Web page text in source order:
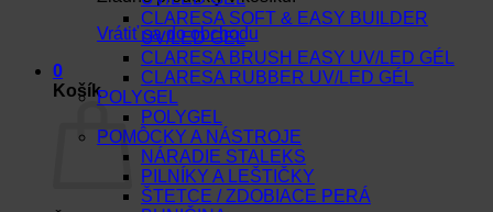
Vrátiť sa do obchodu
0
Košík
CLARESA SOFT & EASY BUILDER
UV/LED GEL
CLARESA BRUSH EASY UV/LED GÉL
CLARESA RUBBER UV/LED GÉL
POLYGEL
POLYGEL
POMÔCKY A NÁSTROJE
NÁRADIE STALEKS
PILNÍKY A LEŠTIČKY
ŠTETCE / ZDOBIACE PERÁ